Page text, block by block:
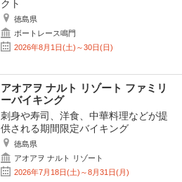
クト
徳島県
ボートレース鳴門
2026年8月1日(土)～30日(日)
アオアヲ ナルト リゾート ファミリ
ーバイキング
刺身や寿司、洋食、中華料理などが提
供される期間限定バイキング
徳島県
アオアヲ ナルト リゾート
2026年7月18日(土)～8月31日(月)